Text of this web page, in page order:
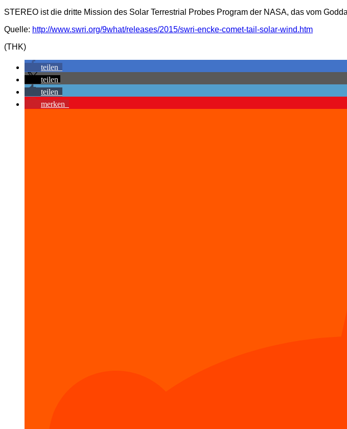
STEREO ist die dritte Mission des Solar Terrestrial Probes Program der NASA, das vom
Quelle: http://www.swri.org/9what/releases/2015/swri-encke-comet-tail-solar-wind.htm
(THK)
teilen
teilen
teilen
merken